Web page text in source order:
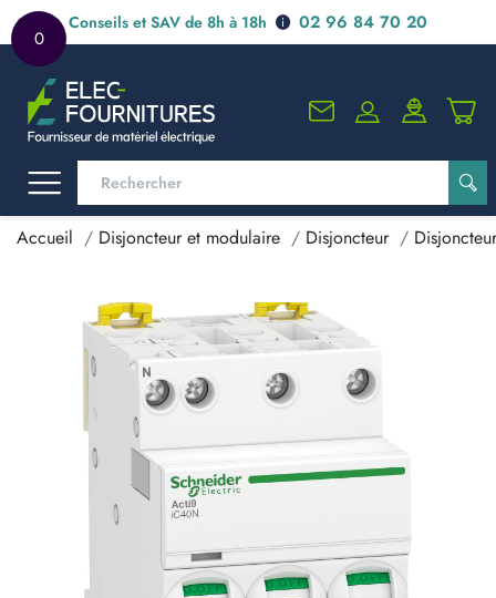
0
Conseils et SAV de 8h à 18h 02 96 84 70 20
Accueil Disjoncteur et modulaire Disjoncteur